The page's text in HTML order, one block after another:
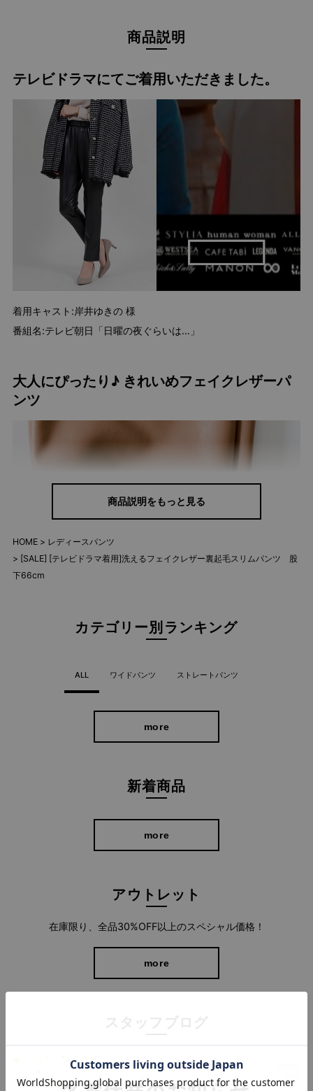
商品説明
テレビドラマにてご着用いただきました。
着用キャスト:岸井ゆきの 様
番組名:テレビ朝日「日曜の夜ぐらいは…」
大人にぴったり♪ きれいめフェイクレザーパ
ンツ
フィットし過ぎない絶妙なシルエットにこだわったフェイクレザ
女性らしく着こなせる
商品説明をもっと見る
HOME
レディースパンツ
[SALE] [テレビドラマ着用]洗えるフェイクレザー裏起毛スリムパンツ 股
下66cm
カテゴリー別ランキング
ALL ワイドパンツ ストレートパンツ
more
新着商品
more
アウトレット
在庫限り、全品30%OFF以上のスペシャル価格！
more